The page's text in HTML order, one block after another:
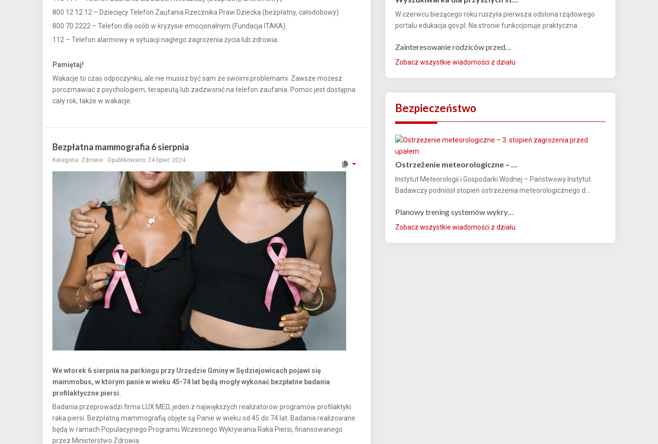
800 12 12 12 – Dziecięcy Telefon Zaufania Rzecznika Praw Dziecka (bezpłatny, całodobowy).
800 70 2222 – Telefon dla osób w kryzysie emocjonalnym (Fundacja ITAKA).
112 – Telefon alarmowy w sytuacji nagłego zagrożenia życia lub zdrowia.
Pamiętaj!
Wakacje to czas odpoczynku, ale nie musisz być sam ze swoimi problemami. Zawsze możesz
porozmawiać z psychologiem, terapeutą lub zadzwonić na telefon zaufania. Pomoc jest dostępna
cały rok, także w wakacje.
Bezpłatna mammografia 6 sierpnia
Kategoria: Zdrowie Opublikowano: 24 lipiec 2024
We wtorek 6 sierpnia na parkingu przy Urzędzie Gminy w Sędziejowicach pojawi się
mammobus, w którym panie w wieku 45-74 lat będą mogły wykonać bezpłatne badania
profilaktyczne piersi.
Badania przeprowadzi firma LUX MED, jeden z największych realizatorów programów profilaktyki
raka piersi. Bezpłatną mammografią objęte są Panie w wieku od 45 do 74 lat. Badania realizowane
będą w ramach Populacyjnego Programu Wczesnego Wykrywania Raka Piersi, finansowanego
przez Ministerstwo Zdrowia.
W czerwcu bieżącego roku ruszyła pierwsza odsłona rządowego
portalu edukacja.gov.pl. Na stronie funkccjonuje praktyczna ...
Zainteresowanie rodziców przed…
Zobacz wszystkie wiadomości z działu
Bezpieczeństwo
Ostrzeżenie meteorologiczne – …
Instytut Meteorologii i Gospodarki Wodnej – Państwowy Instytut
Badawczy podniósł stopień ostrzeżenia meteorologicznego d...
Planowy trening systemów wykry…
Zobacz wszystkie wiadomości z działu